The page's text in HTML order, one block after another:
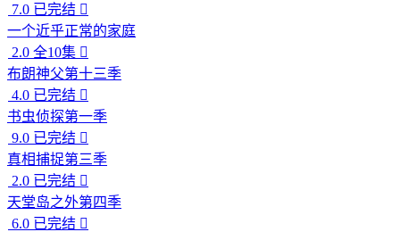
7.0 已完结 
一个近乎正常的家庭
2.0 全10集 
布朗神父第十三季
4.0 已完结 
书虫侦探第一季
9.0 已完结 
真相捕捉第三季
2.0 已完结 
天堂岛之外第四季
6.0 已完结 